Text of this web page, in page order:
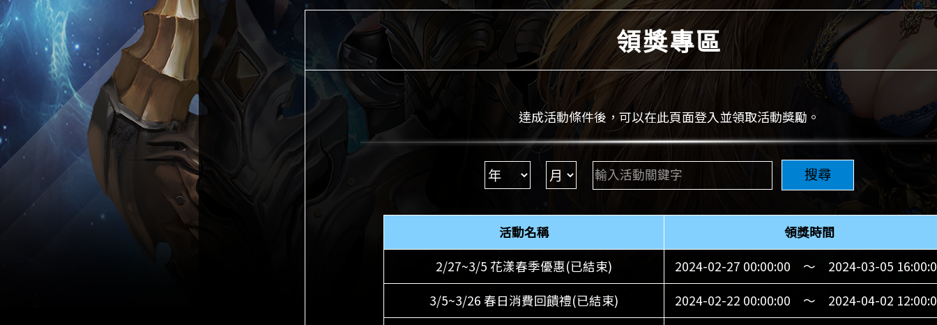
領獎專區
達成活動條件後，可以在此頁面登入並領取活動獎勵。
搜尋
活動名稱
領獎時間
2/27~3/5 花漾春季優惠(已結束)
2024-02-27 00:00:00 ～ 2024-03-05
3/5~3/26 春日消費回饋禮(已結束)
2024-02-22 00:00:00 ～ 2024-04-02